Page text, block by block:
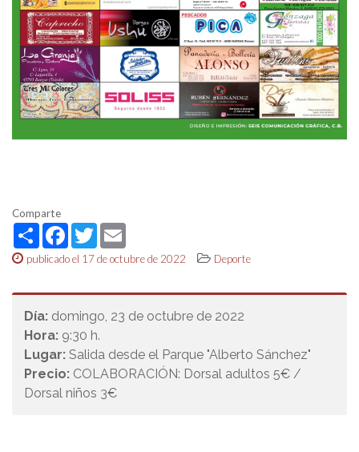
Comparte
ShareFacebook
Twitter
publicado el 17 de octubre de 2022 Deporte
Día: domingo, 23 de octubre de 2022
Hora: 9:30 h.
Lugar: Salida desde el Parque "Alberto Sánchez"
Precio: COLABORACIÓN: Dorsal adultos 5€ /
Dorsal niños 3€